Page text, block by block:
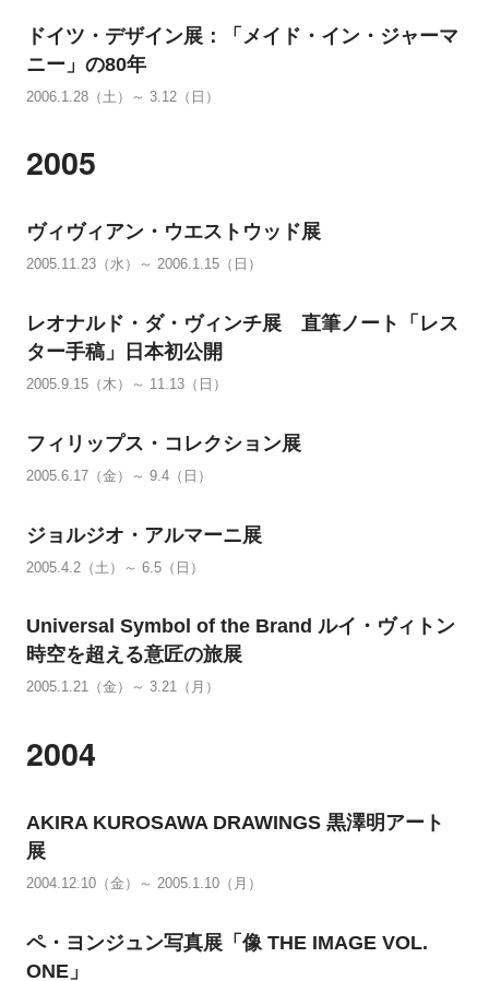
ドイツ・デザイン展：「メイド・イン・ジャーマ
ニー」の80年
2006.1.28（土）～ 3.12（日）
2005
ヴィヴィアン・ウエストウッド展
2005.11.23（水）～ 2006.1.15（日）
レオナルド・ダ・ヴィンチ展 直筆ノート「レス
ター手稿」日本初公開
2005.9.15（木）～ 11.13（日）
フィリップス・コレクション展
2005.6.17（金）～ 9.4（日）
ジョルジオ・アルマーニ展
2005.4.2（土）～ 6.5（日）
Universal Symbol of the Brand ルイ・ヴィトン
時空を超える意匠の旅展
2005.1.21（金）～ 3.21（月）
2004
AKIRA KUROSAWA DRAWINGS 黒澤明アート
展
2004.12.10（金）～ 2005.1.10（月）
ペ・ヨンジュン写真展「像 THE IMAGE VOL.
ONE」